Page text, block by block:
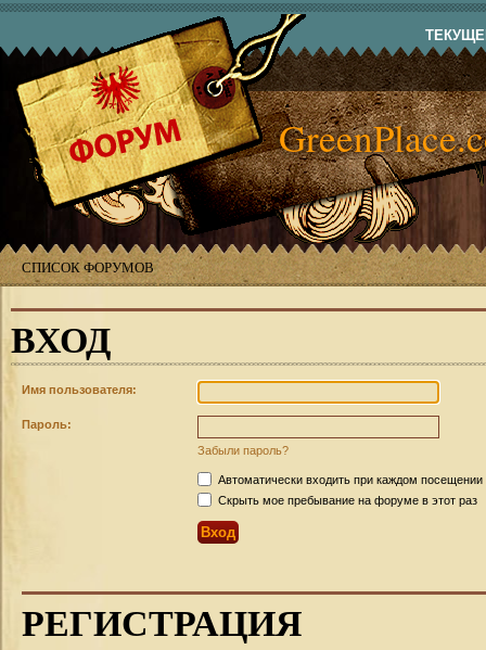
СПИСОК ФОРУМОВ
ВХОД
Имя пользователя:
Пароль:
Забыли пароль?
Автоматически входить при каждом посещении
Скрыть мое пребывание на форуме в этот раз
РЕГИСТРАЦИЯ